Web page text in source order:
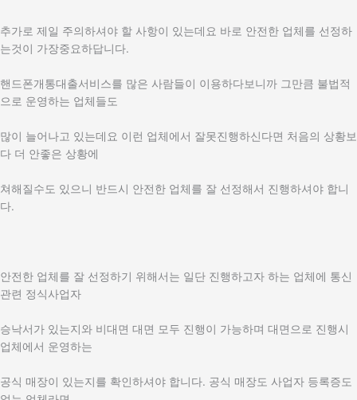
추가로 제일 주의하셔야 할 사항이 있는데요 바로 안전한 업체를 선정하
는것이 가장중요하답니다.
핸드폰개통대출서비스를 많은 사람들이 이용하다보니까 그만큼 불법적
으로 운영하는 업체들도
많이 늘어나고 있는데요 이런 업체에서 잘못진행하신다면 처음의 상황보
다 더 안좋은 상황에
쳐해질수도 있으니 반드시 안전한 업체를 잘 선정해서 진행하셔야 합니
다.
안전한 업체를 잘 선정하기 위해서는 일단 진행하고자 하는 업체에 통신
관련 정식사업자
승낙서가 있는지와 비대면 대면 모두 진행이 가능하며 대면으로 진행시
업체에서 운영하는
공식 매장이 있는지를 확인하셔야 합니다. 공식 매장도 사업자 등록증도